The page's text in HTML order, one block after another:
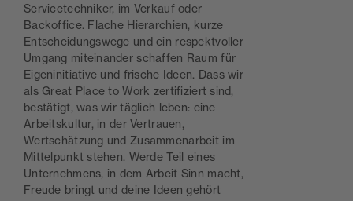
Servicetechniker, im Verkauf oder
Backoffice. Flache Hierarchien, kurze
Entscheidungswege und ein respektvoller
Umgang miteinander schaffen Raum für
Eigeninitiative und frische Ideen. Dass wir
als Great Place to Work zertifiziert sind,
bestätigt, was wir täglich leben: eine
Arbeitskultur, in der Vertrauen,
Wertschätzung und Zusammenarbeit im
Mittelpunkt stehen. Werde Teil eines
Unternehmens, in dem Arbeit Sinn macht,
Freude bringt und deine Ideen gehört